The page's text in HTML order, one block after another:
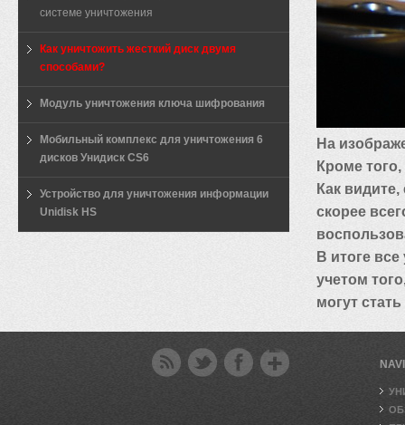
системе уничтожения
Как уничтожить жесткий диск двумя
способами?
Модуль уничтожения ключа шифрования
Мобильный комплекс для уничтожения 6
дисков Унидиск CS6
Устройство для уничтожения информации
Unidisk HS
На
Кроме
Как
скорее
В итоге
учетом
могут